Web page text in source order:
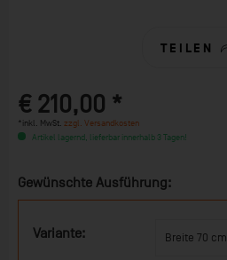
TEILEN
€ 210,00 *
*inkl. MwSt. zzgl. Versandkosten
Artikel lagernd, lieferbar innerhalb 3 Tagen!
Gewünschte Ausführung:
Variante: